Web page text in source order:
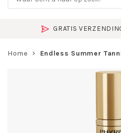
GRATIS
Home Endless Summer